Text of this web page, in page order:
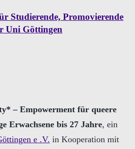
Studierende, Promovierende
Uni Göttingen
– Empowerment für queere
Erwachsene bis 27 Jahre, ein
e .V. in Kooperation mit